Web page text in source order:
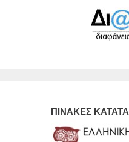
ΠΙΝΑΚΕΣ